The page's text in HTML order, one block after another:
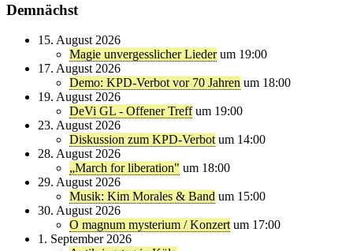
Demnächst
15. August 2026
Magie unvergesslicher Lieder um 19:00
17. August 2026
Demo: KPD-Verbot vor 70 Jahren um 18:00
19. August 2026
DeVi GL - Offener Treff um 19:00
23. August 2026
Diskussion zum KPD-Verbot um 14:00
28. August 2026
„March for liberation" um 18:00
29. August 2026
Musik: Kim Morales & Band um 15:00
30. August 2026
O magnum mysterium / Konzert um 17:00
1. September 2026